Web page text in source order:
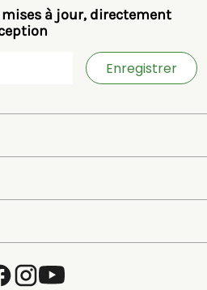
à jour, directement
Enregistrer